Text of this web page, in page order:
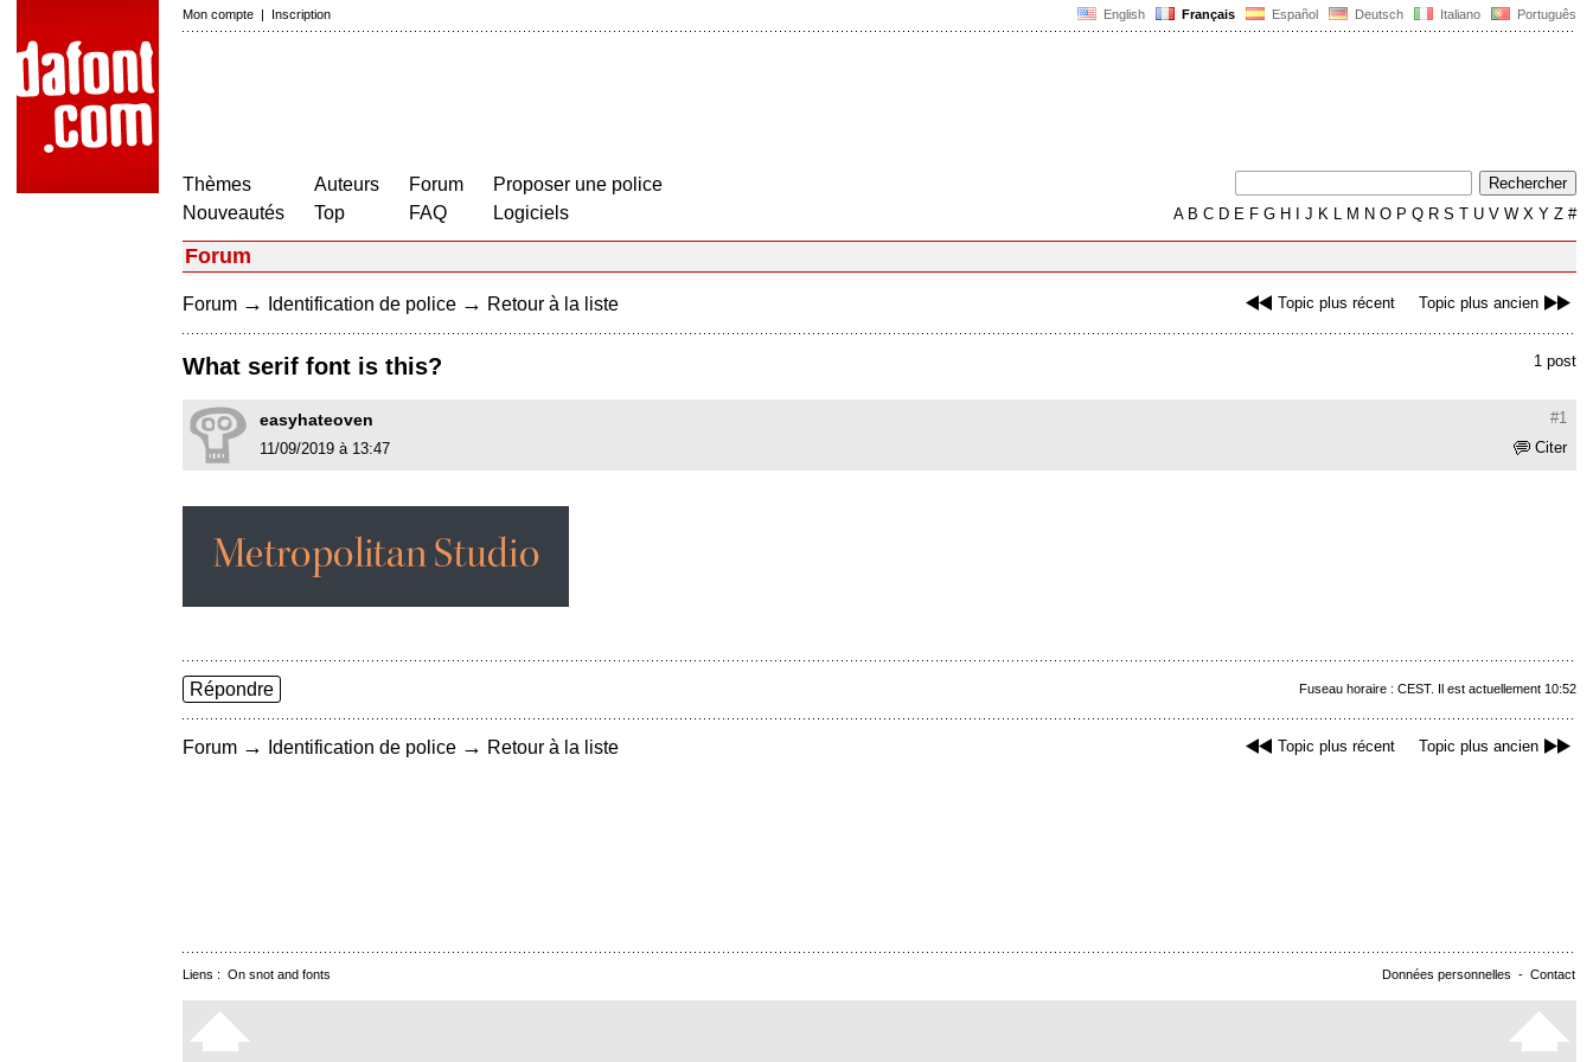
English Français Español Deutsch Italiano Português
Mon compte | Inscription
Thèmes
Nouveautés
Auteurs
Top
Forum
FAQ
Proposer une police
Logiciels
AB C D E F G H J K L M N O P Q R S T U V W X Y Z #
Forum
Topic plus récent Topic plus ancien
Forum → Identification de police → Retour à la liste
1 post
What serif font is this?
#1
easyhateoven
Citer
11/09/2019 à 13:47
Fuseau horaire : CEST. Il est actuellement 10:52
Répondre
Topic plus récent Topic plus ancien
Forum → Identification de police → Retour à la liste
Données personnelles - Contact
Liens : On snot and fonts